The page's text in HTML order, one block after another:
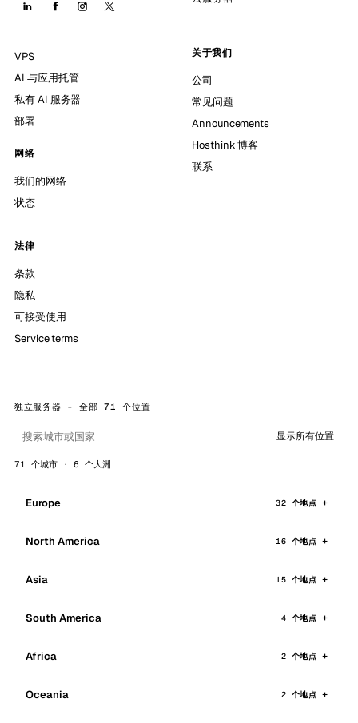
VPS
AI 与应用托管
私有 AI 服务器
部署
网络
我们的网络
状态
关于我们
公司
常见问题
Announcements
Hosthink 博客
联系
法律
条款
隐私
可接受使用
Service terms
独立服务器 - 全部 71 个位置
显示所有位置
71 个城市 · 6 个大洲
Europe 32 个地点
North America 16 个地点
Asia 15 个地点
South America 4 个地点
Africa 2 个地点
Oceania 2 个地点